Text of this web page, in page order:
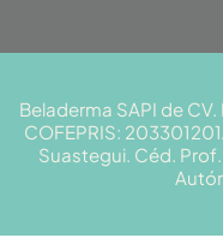
Beladerma SAPI de
COFEPRIS:
Suastegui. Céd.